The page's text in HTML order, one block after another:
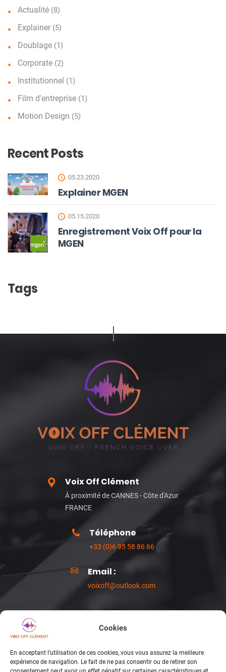
Cookies
En acceptant l’utilisation de ces cookies, vous vous assurez la meilleure
expérience de navigation. Le fait de ne pas consentir ou de retirer son
Actualité (8)
Explainer (5)
Doublage (1)
Corporate (2)
Institutionnel (1)
Film d'entreprise (1)
Motion Design (5)
Recent Posts
05.23.2020
Explainer MGEN
05.15.2020
Enregistrement Voix Off pour la
MGEN
Tags
Voix Off Clément
À proximité de CANNES - Côte d'Azur
FRANCE
Téléphone
+33 (0)6 95 58 86 66
Email :
voixoff@outlook.com
facebook
soundcloud
Idéale pour votre Publicité, Motion design, E-